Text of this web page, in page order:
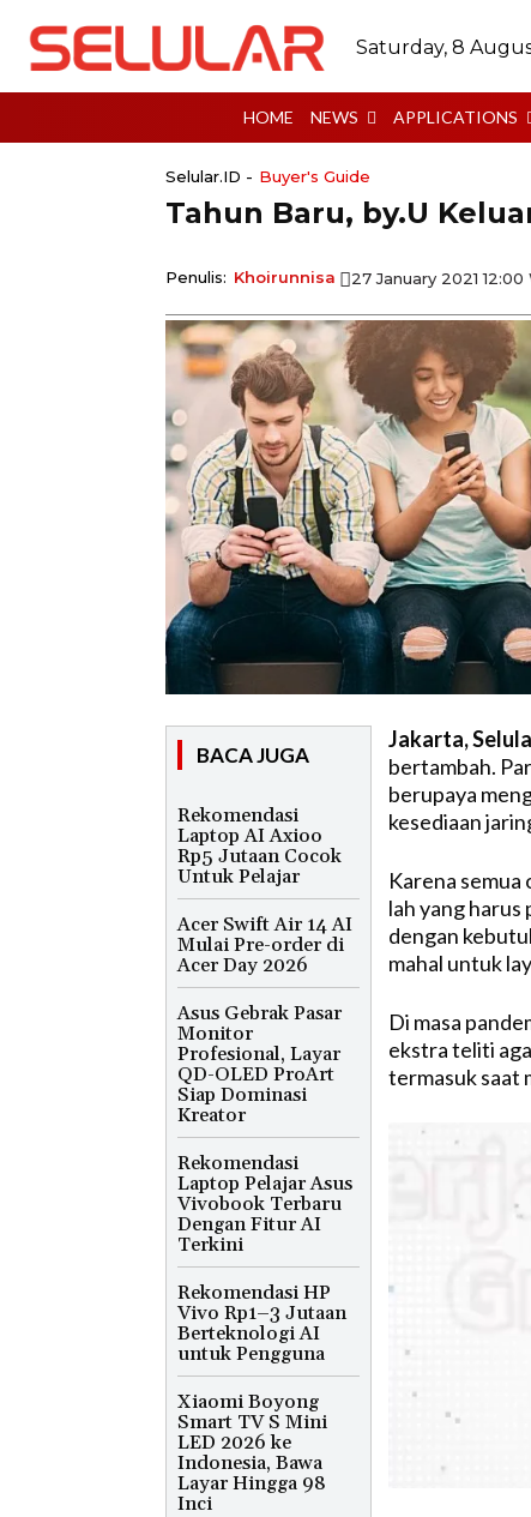
Saturday, 8
HOME NEWS APPLICATIONS
Selular.ID - Buyer's Guide
Tahun Baru, by.U
Penulis: Khoirunnisa 27 January 2021 12:00
BACA JUGA
Rekomendasi
Laptop AI Axioo
Rp5 Jutaan Cocok
Untuk Pelajar
Acer Swift Air 14 AI
Mulai Pre-order di
Acer Day 2026
Asus Gebrak Pasar
Monitor
Profesional, Layar
QD-OLED ProArt
Siap Dominasi
Kreator
Rekomendasi
Laptop Pelajar Asus
Vivobook Terbaru
Dengan Fitur AI
Terkini
Rekomendasi HP
Vivo Rp1–3 Jutaan
Berteknologi AI
untuk Pengguna
Xiaomi Boyong
Smart TV S Mini
LED 2026 ke
Indonesia, Bawa
Layar Hingga 98
Inci
Jakarta,
bertambah.
berupaya
kesediaan
Karena
lah yang harus
dengan
mahal untuk
Di masa
ekstra teliti
termasuk saat